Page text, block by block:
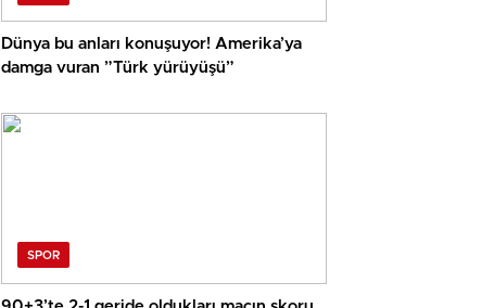
Dünya bu anları konuşuyor! Amerika’ya
damga vuran ”Türk yürüyüşü”
SPOR